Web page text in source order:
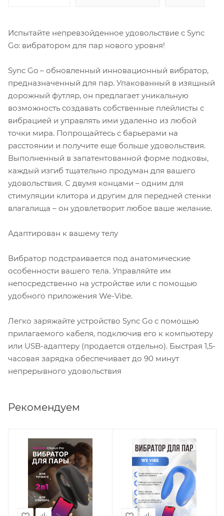
Испытайте непревзойденное удовольствие с Sync
Go: вибратором для пар нового уровня!
Sync Go – обновленный инновационный вибратор,
предназначенный для пар. Упакованный в изящный
дорожный футляр, он предлагает уникальную
возможность создавать собственные плейлисты с
вибрацией и управлять ими удаленно из любой
точки мира. Попрощайтесь с барьерами на
расстоянии и получите еще больше удовольствия.
Выполненный в запатентованной форме подковы,
каждый изгиб тщательно продуман для вашего
удовольствия. С двумя концами – одним для
стимуляции клитора и другим для передней стенки
влагалища – он удовлетворит любое ваше желание.
Адаптирован к вашему телу
Вибратор подстраивается под анатомические
особенности вашего тела. Управляйте им
непосредственно на устройстве или с помощью
удобного приложения We-Vibe.
Легко заряжайте устройство Sync Go с помощью
прилагаемого кабеля, подключив его к компьютеру
или USB-адаптеру (продается отдельно). Быстрая 1,5-
часовая зарядка обеспечивает до 90 минут
непрерывного удовольствия
Рекомендуем